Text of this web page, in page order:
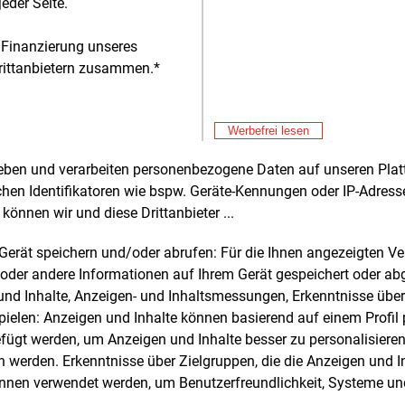
unseres
zusammen.*
Werbefrei lesen
und verarbeiten personenbezogene Daten auf unseren
Identifikatoren wie bspw. Geräte-Kennungen oder IP-
wir und diese Drittanbieter ...
speichern und/oder abrufen: Für die Ihnen angezeigten
andere Informationen auf Ihrem Gerät gespeichert oder
Inhalte, Anzeigen- und Inhaltsmessungen, Erkenntnisse
Anzeigen und Inhalte können basierend auf einem Profil
werden, um Anzeigen und Inhalte besser zu
werden. Erkenntnisse über Zielgruppen, die die Anzeigen und
verwendet werden, um Benutzerfreundlichkeit, Systeme
2012 als Zusammenschluss der
Überlingen und der Technischen
Kunden in
betreibt das Stadtwerk die
und Konstanz, den
in Friedrichshafen und
sowie die Bodensee-
Bahn. Über die Tochter
stellt der Versorger
für Privathaushalte und
zur Verfügung.
E&M
E&M
E&M
E&M